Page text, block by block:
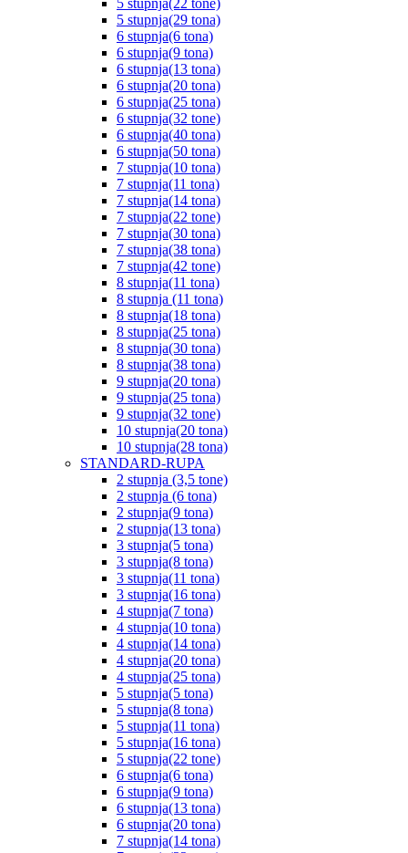
5 stupnja(22 tone)
5 stupnja(29 tona)
6 stupnja(6 tona)
6 stupnja(9 tona)
6 stupnja(13 tona)
6 stupnja(20 tona)
6 stupnja(25 tona)
6 stupnja(32 tone)
6 stupnja(40 tona)
6 stupnja(50 tona)
7 stupnja(10 tona)
7 stupnja(11 tona)
7 stupnja(14 tona)
7 stupnja(22 tone)
7 stupnja(30 tona)
7 stupnja(38 tona)
7 stupnja(42 tone)
8 stupnja(11 tona)
8 stupnja (11 tona)
8 stupnja(18 tona)
8 stupnja(25 tona)
8 stupnja(30 tona)
8 stupnja(38 tona)
9 stupnja(20 tona)
9 stupnja(25 tona)
9 stupnja(32 tone)
10 stupnja(20 tona)
10 stupnja(28 tona)
STANDARD-RUPA
2 stupnja (3,5 tone)
2 stupnja (6 tona)
2 stupnja(9 tona)
2 stupnja(13 tona)
3 stupnja(5 tona)
3 stupnja(8 tona)
3 stupnja(11 tona)
3 stupnja(16 tona)
4 stupnja(7 tona)
4 stupnja(10 tona)
4 stupnja(14 tona)
4 stupnja(20 tona)
4 stupnja(25 tona)
5 stupnja(5 tona)
5 stupnja(8 tona)
5 stupnja(11 tona)
5 stupnja(16 tona)
5 stupnja(22 tone)
6 stupnja(6 tona)
6 stupnja(9 tona)
6 stupnja(13 tona)
6 stupnja(20 tona)
7 stupnja(14 tona)